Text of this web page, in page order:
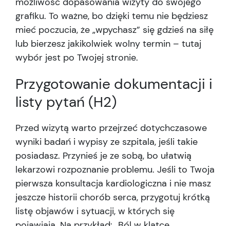
grafiku. To ważne, bo dzięki temu nie będziesz
mieć poczucia, że „wpychasz” się gdzieś na siłę
lub bierzesz jakikolwiek wolny termin – tutaj
wybór jest po Twojej stronie.
Przygotowanie dokumentacji i
listy pytań (H2)
Przed wizytą warto przejrzeć dotychczasowe
wyniki badań i wypisy ze szpitala, jeśli takie
posiadasz. Przynieś je ze sobą, bo ułatwią
lekarzowi rozpoznanie problemu. Jeśli to Twoja
pierwsza konsultacja kardiologiczna i nie masz
jeszcze historii chorób serca, przygotuj krótką
listę objawów i sytuacji, w których się